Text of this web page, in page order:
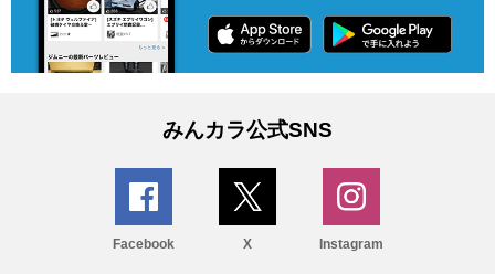
みんカラ公式SNS
Facebook X Instagram